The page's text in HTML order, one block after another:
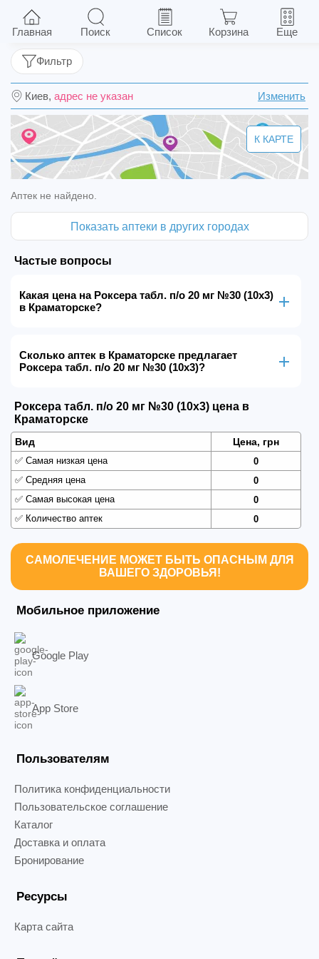
Роксера табл. п/о 20 мг №30 (10х3)
Киев, адрес не указан Изменить
Фильтр
К КАРТЕ
Аптек не найдено.
Показать аптеки в других городах
Частые вопросы
Какая цена на Роксера табл. п/о 20 мг №30 (10х3)
в Краматорске?
Сколько аптек в Краматорске предлагает
Роксера табл. п/о 20 мг №30 (10х3)?
Роксера табл. п/о 20 мг №30 (10х3) цена в
Краматорске
Вид Цена, грн
✅ Самая низкая цена
0
✅ Средняя цена
0
✅ Самая высокая цена
0
✅ Количество аптек 0
САМОЛЕЧЕНИЕ МОЖЕТ БЫТЬ ОПАСНЫМ ДЛЯ
ВАШЕГО ЗДОРОВЬЯ!
Мобильное приложение
Google Play
App Store
Пользователям
Политика конфиденциальности
Пользовательское соглашение
Каталог
Доставка и оплата
Бронирование
Ресурсы
Карта сайта
Главная Поиск Список Корзина Еще